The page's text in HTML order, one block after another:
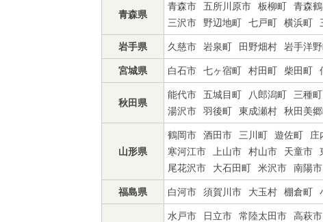
青森県
青森市 五所川原市 板柳町 青森
三沢市
野辺地町 七戸町 横浜町
岩手県 久慈市 岩泉町 田野畑村 岩手洋
宮城県 白石市 七ヶ宿町 村田町 柴田町
秋田県
能代市 五城目町 八郎潟町 三種町
湯沢市
羽後町 東成瀬村 秋田美
山形県
鶴岡市 酒田市 三川町 遊佐町 庄
寒河江市
上山市 村山市 天童市
尾花沢市
大石田町 米沢市 南陽市
福島県 白河市 須賀川市 大玉村 棚倉町
水戸市 日立市 常陸太田市 高萩市